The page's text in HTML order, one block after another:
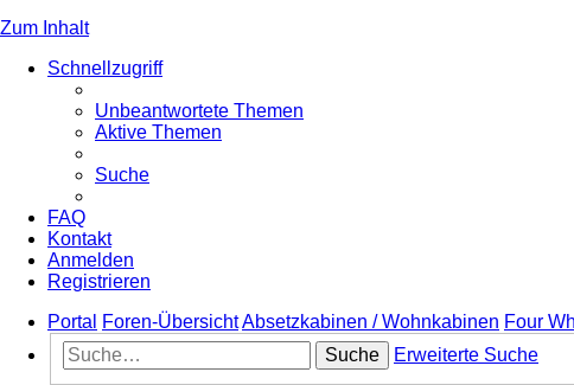
Zum Inhalt
Schnellzugriff
Unbeantwortete Themen
Aktive Themen
Suche
FAQ
Kontakt
Anmelden
Registrieren
Portal
Foren-ÜbersichtAbsetzkabinen / Wohnkabinen Four
Suche
Erweiterte Suche